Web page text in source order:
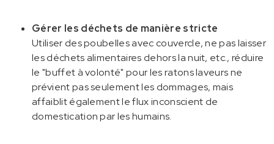
Gérer les déchets de manière stricte
Utiliser des poubelles avec couvercle, ne pas laisser
les déchets alimentaires dehors la nuit, etc., réduire
le "buffet à volonté" pour les ratons laveurs ne
prévient pas seulement les dommages, mais
affaiblit également le flux inconscient de
domestication par les humains.